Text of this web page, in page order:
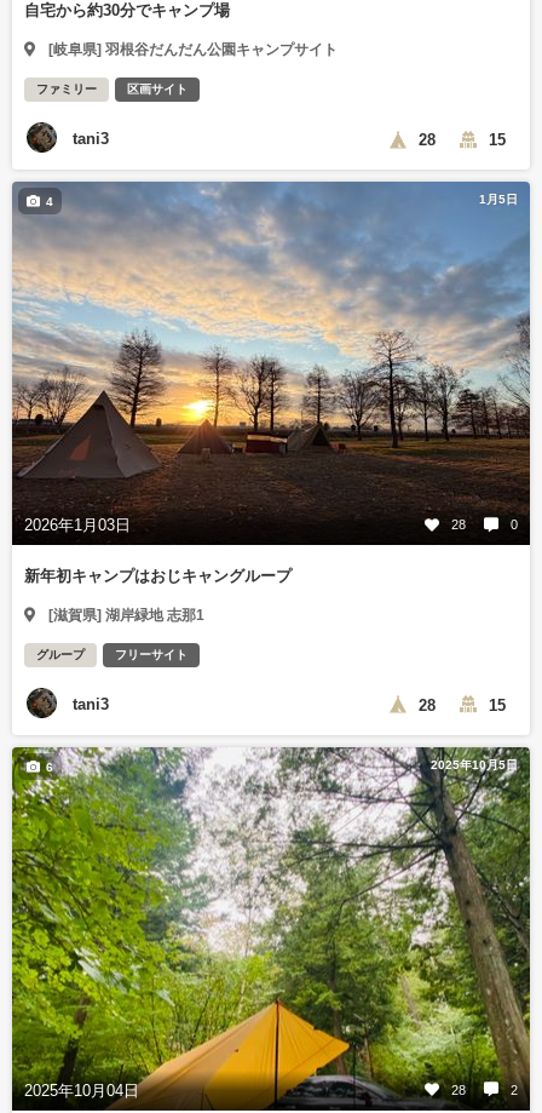
自宅から約30分でキャンプ場
[岐阜県] 羽根谷だんだん公園キャンプサイト
ファミリー 区画サイト
tani3 28 15
1月5日
2026年1月03日 28 0
4
新年初キャンプはおじキャングループ
[滋賀県] 湖岸緑地 志那1
グループ フリーサイト
tani3 28 15
2025年10月5日
2025年10月04日 28 2
6